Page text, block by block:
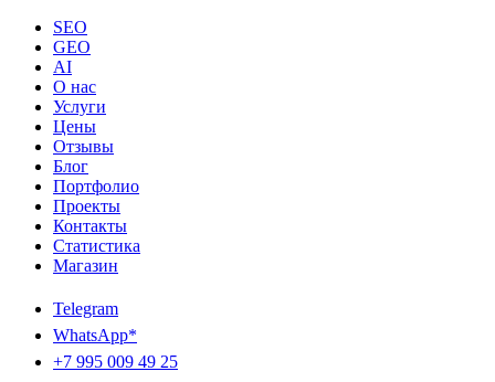
SEO
GEO
AI
О нас
Услуги
Цены
Отзывы
Блог
Портфолио
Проекты
Контакты
Статистика
Магазин
Telegram
WhatsApp*
+7 995 009 49 25